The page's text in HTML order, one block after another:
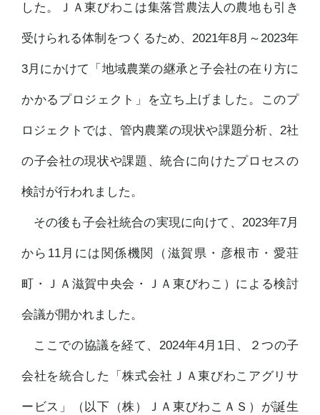
した。ＪＡ東びわこは集落営農法人の農地も引き
受けられる体制をつくるため、2021年8月～2023年
3月にかけて「地域農業の継承と子会社の在り方に
かかるプロジェクト」を立ち上げました。このプ
ロジェクトでは、管内農業の現状や課題分析、2社
の子会社の現状や課題、統合に向けたプロセスの
検討が行われました。
その後も子会社統合の実現に向けて、2023年7月
から11月には関係機関（滋賀県・彦根市・愛荘
町・ＪＡ滋賀中央会・ＪＡ東びわこ）による検討
会議が開かれました。
ここでの協議を経て、2024年4月1日、２つの子
会社を統合した「株式会社ＪＡ東びわこアグリサ
ービス」（以下（株）ＪＡ東びわこＡＳ）が誕生